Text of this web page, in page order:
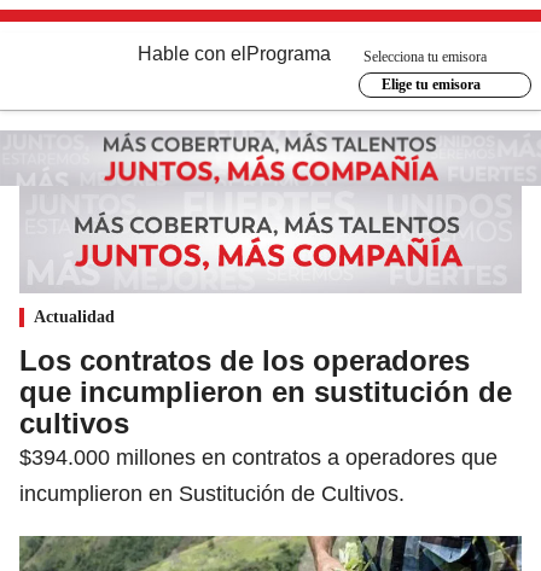
Hable con el Programa
Selecciona tu emisora
Elige tu emisora
Actualidad
Los contratos de los operadores
que incumplieron en sustitución de
cultivos
$394.000 millones en contratos a operadores que
incumplieron en Sustitución de Cultivos.